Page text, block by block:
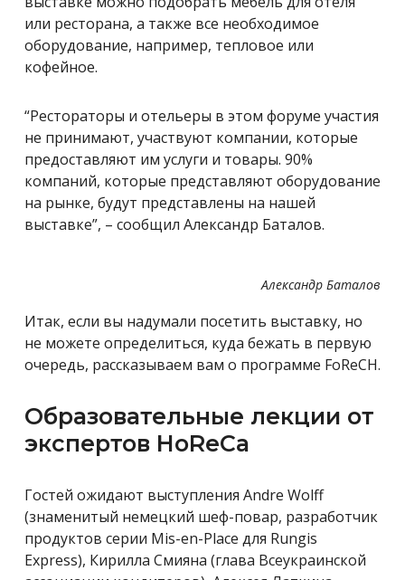
или ресторана, а также все необходимое
оборудование, например, тепловое или
кофейное.
“Рестораторы и отельеры в этом форуме участия
не принимают, участвуют компании, которые
предоставляют им услуги и товары. 90%
компаний, которые представляют оборудование
на рынке, будут представлены на нашей
выставке”, – сообщил Александр Баталов.
Александр Баталов
Итак, если вы надумали посетить выставку, но
не можете определиться, куда бежать в первую
очередь, рассказываем вам о программе FoReCH.
Образовательные лекции от
экспертов HoReCa
Гостей ожидают выступления Andre Wolff
(знаменитый немецкий шеф-повар, разработчик
продуктов серии Mis-en-Place для Rungis
Express), Кирилла Смияна (глава Всеукраинской